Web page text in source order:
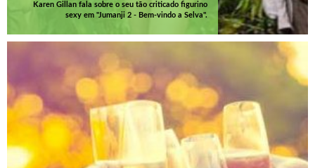
Karen Gillan fala sobre o seu tão criticado figurino
sexy em "Jumanji 2 - Bem-vindo a Selva".